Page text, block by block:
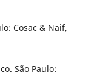
Cosac & Naif,
São Paulo: